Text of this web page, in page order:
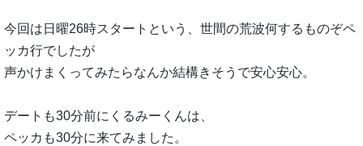
今回は日曜26時スタートという、世間の荒波何するものぞペ
ッカ行でしたが
声かけまくってみたらなんか結構きそうで安心安心。
デートも30分前にくるみーくんは、
ペッカも30分に来てみました。